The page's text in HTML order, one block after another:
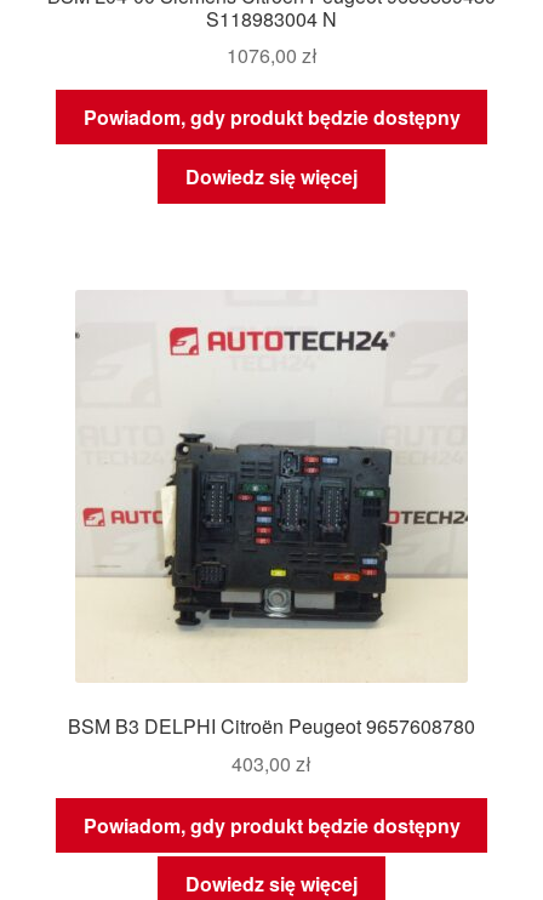
S118983004 N
1076,00 zł
Powiadom, gdy produkt będzie dostępny
Dowiedz się więcej
BSM B3 DELPHI Citroën Peugeot 9657608780
403,00 zł
Powiadom, gdy produkt będzie dostępny
Dowiedz się więcej